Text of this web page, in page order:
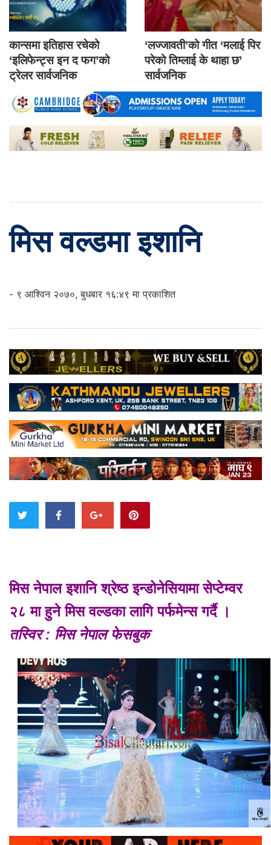
कान्समा इतिहास रचेको
‘इलिफेन्ट्स इन द फग’को
ट्रेलर सार्वजनिक
‘लज्जावती’को गीत ‘मलाई पिर
परेको तिम्लाई के थाहा छ’
सार्वजनिक
मिस वल्डमा इशानि
- ९ आश्विन २०७०, बुधबार १६:४९ मा प्रकाशित
मिस नेपाल इशानि श्रेष्ठ इन्डोनेसियामा सेप्टेम्वर
२८ मा हुने मिस वल्डका लागि पर्फमेन्स गर्दै ।
तस्विर : मिस नेपाल फेसबुक